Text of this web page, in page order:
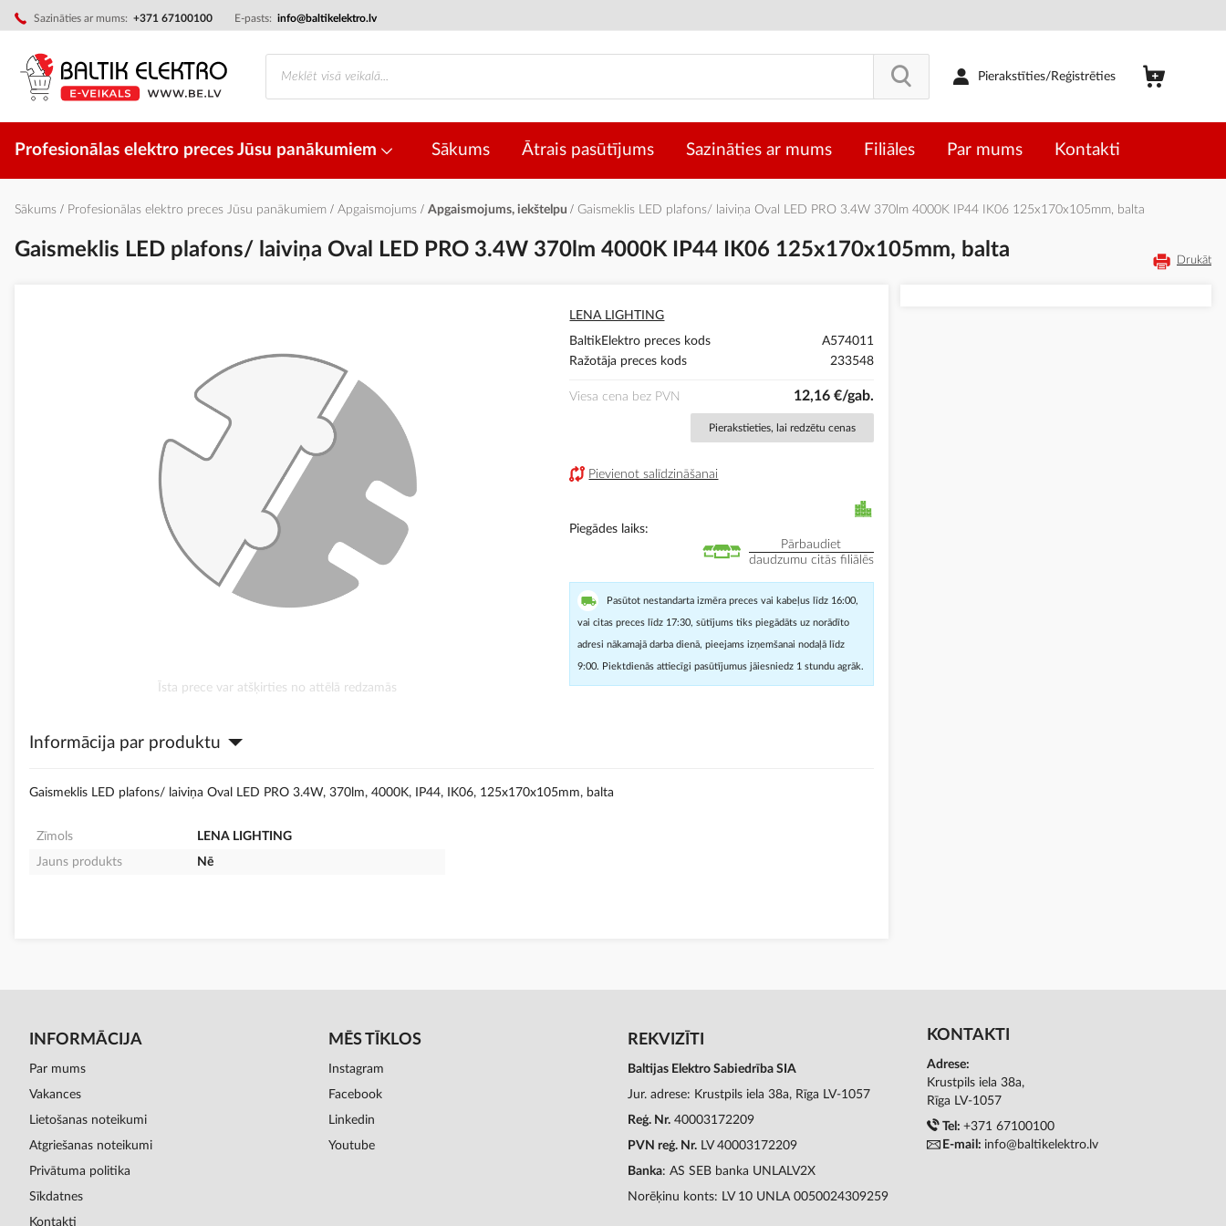
Sazināties ar mums: +371 67100100 E-pasts: info@baltikelektro.lv
Skip
to
Content
Pierakstīties/Reģistrēties
Profesionālas elektro preces Jūsu panākumiem Sākums Ātrais pasūtījums Sazināties ar mums Filiāles Par mums Kontakti
Sākums Profesionālas elektro preces Jūsu panākumiem Apgaismojums Apgaismojums, iekštelpu Gaismeklis LED plafons/ laiviņa Oval LED PRO 3.4W 370lm 4000K IP44 IK06 125x170x105mm, balta
Gaismeklis LED plafons/ laiviņa Oval LED PRO 3.4W 370lm 4000K IP44 IK06 125x170x105mm, balta Drukāt
sākumu
Īsta prece var atšķirties no attēlā redzamās
LENA LIGHTING
BaltikElektro preces kods
A574011
Ražotāja preces kods
233548
Viesa cena bez PVN 12,16 €/gab.
Pierakstieties, lai redzētu cenas
Pievienot salīdzināšanai
Piegādes laiks
Pārbaudiet
daudzumu citās filiālēs
Pasūtot nestandarta izmēra preces vai kabeļus līdz 16:00,
vai citas preces līdz 17:30, sūtījums tiks piegādāts uz norādīto
adresi nākamajā darba dienā, pieejams izņemšanai nodaļā līdz
9:00. Piektdienās attiecīgi pasūtījumus jāiesniedz 1 stundu agrāk.
Informācija par produktu
Gaismeklis LED plafons/ laiviņa Oval LED PRO 3.4W, 370lm, 4000K, IP44, IK06, 125x170x105mm, balta
Zīmols
LENA LIGHTING
Jauns produkts
Nē
INFORMĀCIJA
Par mums
Vakances
Lietošanas noteikumi
Atgriešanas noteikumi
Privātuma politika
Sīkdatnes
Kontakti
MĒS TĪKLOS
Instagram
Facebook
Linkedin
Youtube
REKVIZĪTI
Baltijas Elektro Sabiedrība SIA
Jur. adrese: Krustpils iela 38a, Rīga LV-1057
Reģ. Nr. 40003172209
PVN reģ. Nr. LV 40003172209
Banka: AS SEB banka UNLALV2X
Norēķinu konts: LV 10 UNLA 0050024309259
KONTAKTI
Adrese:
Krustpils iela 38a,
Rīga LV-1057
Tel: +371 67100100
E-mail: info@baltikelektro.lv